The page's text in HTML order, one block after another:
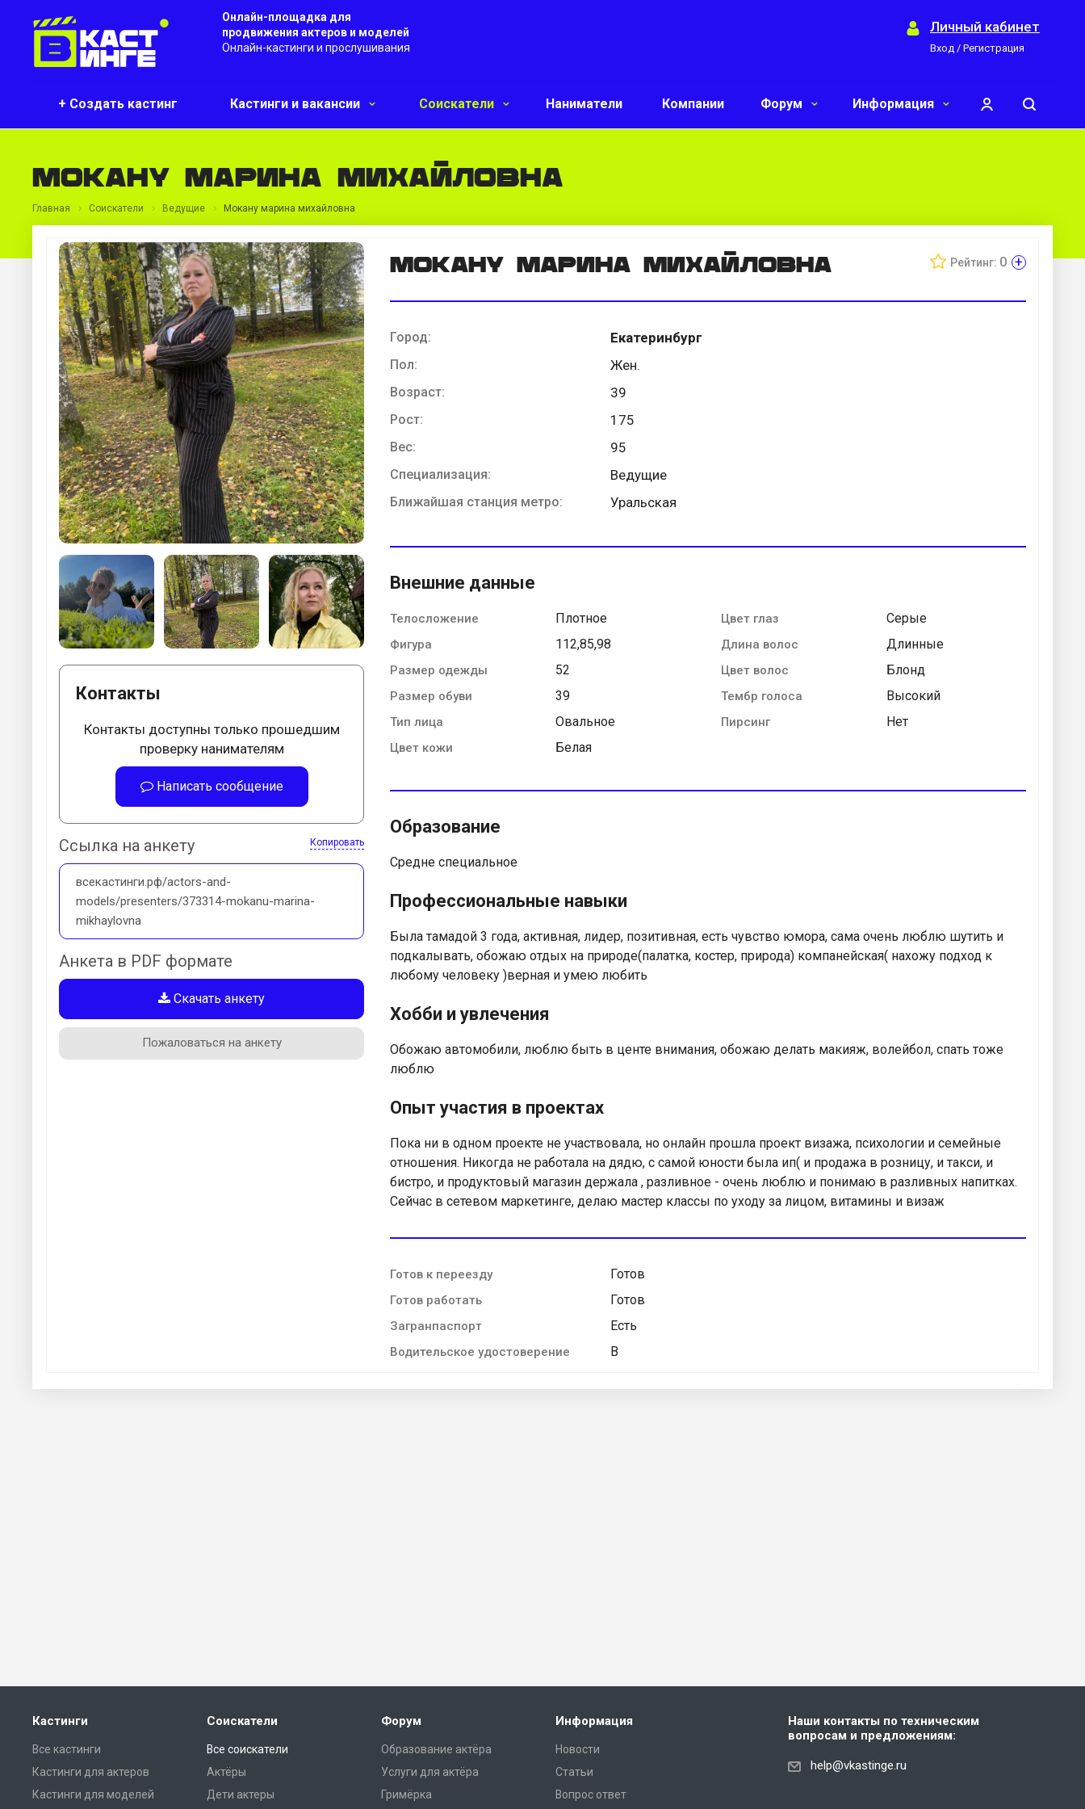
Онлайн-площадка для
продвижения актеров и моделей
Онлайн-кастинги и прослушивания
Личный кабинет
Вход / Регистрация
+ Создать кастинг Кастинги и вакансии Соискатели Наниматели Компании Форум Информация
Мокану марина михайловна
Главная Соискатели Ведущие Мокану марина михайловна
Контакты
Контакты доступны только прошедшим
проверку нанимателям
Написать сообщение
Ссылка на анкету Копировать
всекастинги.рф/actors-and-
models/presenters/373314-mokanu-marina-
mikhaylovna
Анкета в PDF формате
Скачать анкету
Пожаловаться на анкету
Мокану марина михайловна Рейтинг: 0 +
Город: Екатеринбург
Пол: Жен.
Возраст: 39
Рост: 175
Вес: 95
Специализация: Ведущие
Ближайшая станция метро: Уральская
Внешние данные
Телосложение Плотное
Фигура 112,85,98
Размер одежды 52
Размер обуви 39
Тип лица Овальное
Цвет кожи Белая
Цвет глаз Серые
Длина волос Длинные
Цвет волос Блонд
Тембр голоса Высокий
Пирсинг Нет
Образование
Средне специальное
Профессиональные навыки
Была тамадой 3 года, активная, лидер, позитивная, есть чувство юмора, сама очень люблю шутить и
подкалывать, обожаю отдых на природе(палатка, костер, природа) компанейская( нахожу подход к
любому человеку )верная и умею любить
Хобби и увлечения
Обожаю автомобили, люблю быть в центе внимания, обожаю делать макияж, волейбол, спать тоже
люблю
Опыт участия в проектах
Пока ни в одном проекте не участвовала, но онлайн прошла проект визажа, психологии и семейные
отношения. Никогда не работала на дядю, с самой юности была ип( и продажа в розницу, и такси, и
бистро, и продуктовый магазин держала , разливное - очень люблю и понимаю в разливных напитках.
Сейчас в сетевом маркетинге, делаю мастер классы по уходу за лицом, витамины и визаж
Готов к переезду Готов
Готов работать Готов
Загранпаспорт Есть
Водительское удостоверение B
Кастинги
Все кастинги
Кастинги для актеров
Кастинги для моделей
Соискатели
Все соискатели
Актёры
Дети актеры
Форум
Образование актёра
Услуги для актёра
Гримёрка
Информация
Новости
Статьи
Вопрос ответ
Наши контакты по техническим
вопросам и предложениям:
help@vkastinge.ru